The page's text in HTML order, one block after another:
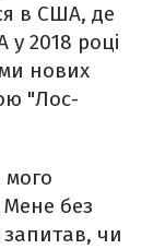
в США, де
у 2018 році
нових
"Лос-
мого
без
чи